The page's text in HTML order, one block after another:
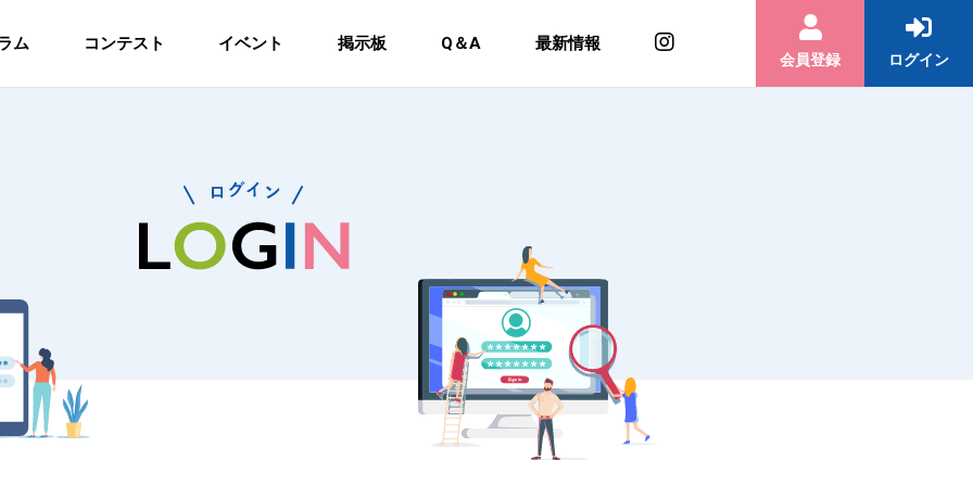
ム コンテスト イベント 掲示板 Q＆A 最新情報
会員登録 ログイン